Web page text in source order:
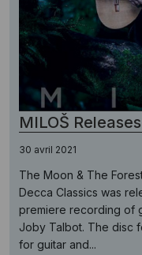
MILOŠ
30 avril 2021
The Moon & The
Decca Classics was
premiere recording of
Joby Talbot. The disc
for guitar and...